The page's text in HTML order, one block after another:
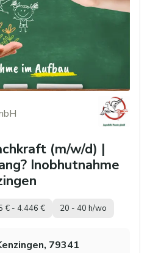
(m/w/d) |
Inobhutnahme
€ - 4.446 € 20 - 40 h/wo
79341